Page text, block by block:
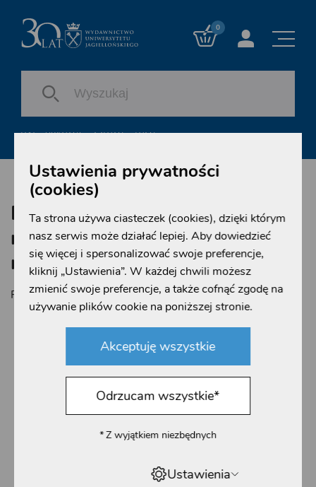
Ustawienia prywatności
(cookies)
Ta strona używa ciasteczek (cookies), dzięki którym
nasz serwis może działać lepiej. Aby dowiedzieć
się więcej i spersonalizować swoje preferencje,
kliknij „Ustawienia”. W każdej chwili możesz
zmienić swoje preferencje, a także cofnąć zgodę na
używanie plików cookie na poniższej stronie.
Akceptuję wszystkie
Odrzucam wszystkie*
Ustawienia
*Z wyjątkiem niezbędnych
0
WYSZUKIWANIE ZAAWANSOWANE
Przegląd Kulturoznawczy 2022,
numer 2 (52) Bio-aktywne
rumowisko historii cz. I
Redakcja:Anna Nacher,Ewelina Twardoch-Raś